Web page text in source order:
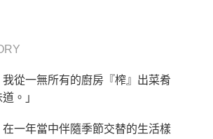
我從一無所有的廚房『榨』出菜肴
。」
一年當中伴隨季節交替的生活樣